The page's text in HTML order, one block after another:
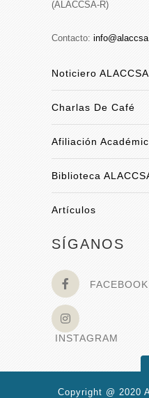
(ALACCSA-R)
Contacto:
Noticiero
Charlas De Café
Afiliación
Biblioteca
Artículos
SÍGANOS
FACEBOOK
INSTAGRAM
Copyright @ 2020